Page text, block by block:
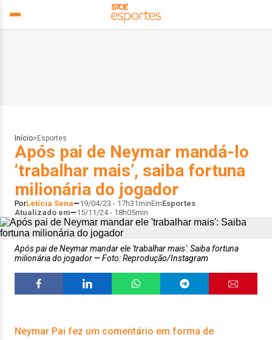
Início> Esportes
Após pai de Neymar mandá-lo
‘trabalhar mais’, saiba fortuna
milionária do jogador
PorLetícia Sena 19/04/23 - 17h31minEmEsportes
Atualizado em
15/11/24 - 18h05min
Após pai de Neymar mandar ele 'trabalhar mais': Saiba fortuna
milionária do jogador
Foto: Reprodução/Instagram
Neymar Pai fez um comentário em forma de